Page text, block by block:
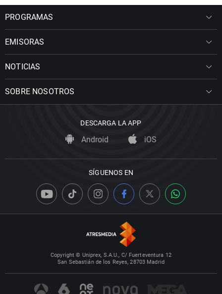
PROGRAMAS
EMISORAS
NOTICIAS
SOBRE NOSOTROS
DESCARGA LA APP
Android iOS
SÍGUENOS EN
Copyright © Uniprex, S.A.U., C/ Fuerteventura 12
San Sebastián de los Reyes, 28703 Madrid